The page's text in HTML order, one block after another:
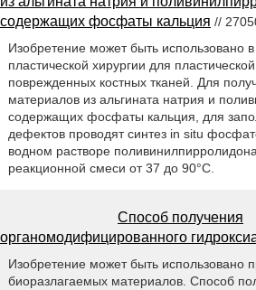
содержащих фосфаты кальция //
Изобретение может быть использовано в
пластической хирургии для
поврежденных костных тканей. Для
материалов из альгината натрия и
содержащих фосфаты кальция, для
дефектов проводят синтез in situ
водном растворе
реакционной смеси от 37 до 90°С.
Способ получения
органомодифицированного
Изобретение может быть использовано
биоразлагаемых материалов. Способ